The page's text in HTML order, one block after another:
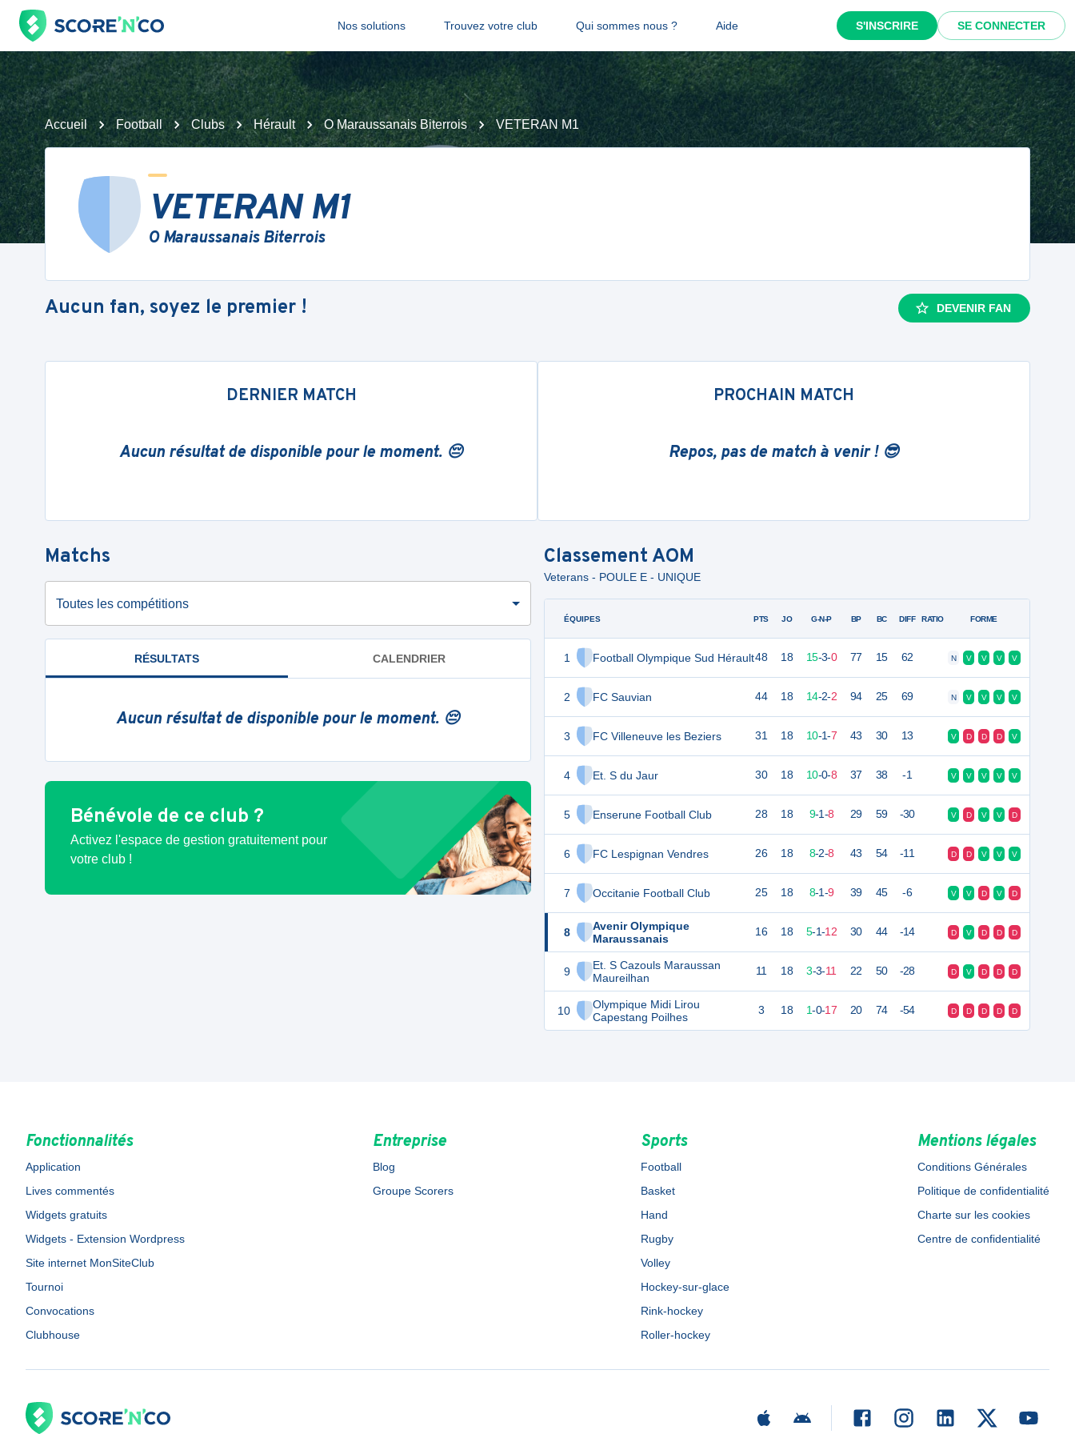
Nos solutions Trouvez votre club Qui sommes nous ? Aide S'INSCRIRE SE CONNECTER
Accueil Football Clubs Hérault O Maraussanais Biterrois VETERAN M1
VETERAN M1
O Maraussanais Biterrois
Aucun fan, soyez le premier ! DEVENIR FAN
DERNIER MATCH
Aucun résultat de disponible pour le moment. 😔
PROCHAIN MATCH
Repos, pas de match à venir ! 😎
Matchs
Toutes les compétitions
RÉSULTATS CALENDRIER
Aucun résultat de disponible pour le moment. 😔
Bénévole de ce club ?
Activez l'espace de gestion gratuitement pour
votre club !
Classement AOM
Veterans - POULE E - UNIQUE
ÉQUIPES
1 Football Olympique Sud Hérault
2 FC Sauvian
3 FC Villeneuve les Beziers
4 Et. S du Jaur
5 Enserune Football Club
6 FC Lespignan Vendres
7 Occitanie Football Club
8
Avenir Olympique
Maraussanais
9
Et. S Cazouls Maraussan
Maureilhan
10
Olympique Midi Lirou
Capestang Poilhes
PTS JO G-N-P BP BC DIFF RATIO FORME
48 18 15-3-0 77 15 62 N V V V V
44 18 14-2-2 94 25 69 N V V V V
31 18 10-1-7 43 30 13 V D D D V
30 18 10-0-8 37 38 -1 V V V V V
28 18 9-1-8 29 59 -30 V D V V D
26 18 8-2-8 43 54 -11 D D V V V
25 18 8-1-9 39 45 -6 V V D V D
16 18 5-1-12 30 44 -14 D V D D D
11 18 3-3-11 22 50 -28 D V D D D
3 18 1-0-17 20 74 -54 D D D D D
Fonctionnalités
Application
Lives commentés
Widgets gratuits
Widgets - Extension Wordpress
Site internet MonSiteClub
Tournoi
Convocations
Clubhouse
Entreprise
Blog
Groupe Scorers
Sports
Football
Basket
Hand
Rugby
Volley
Hockey-sur-glace
Rink-hockey
Roller-hockey
Mentions légales
Conditions Générales
Politique de confidentialité
Charte sur les cookies
Centre de confidentialité